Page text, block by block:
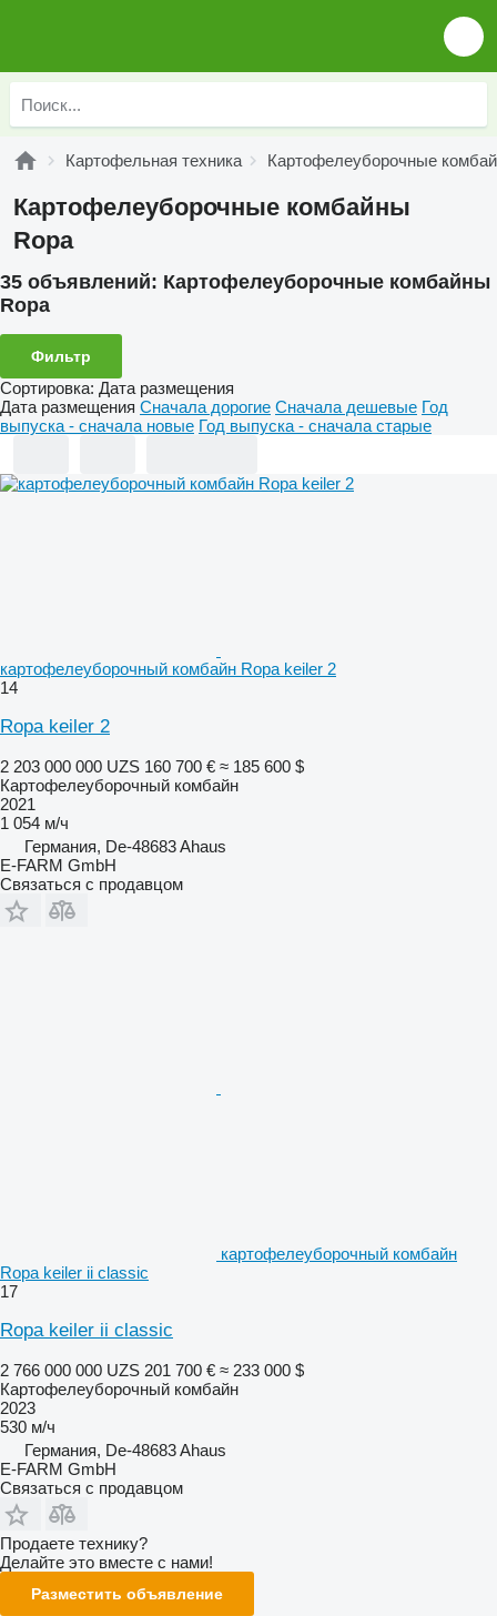
Картофельная техника Картофелеуборочные
Картофелеуборочные комбайны
Ropa
35 объявлений: Картофелеуборочные комбайны
Ropa
Фильтр
Сортировка: Дата размещения
Дата размещения Сначала дорогие Сначала дешевые Год
выпуска - сначала новые Год выпуска - сначала старые
картофелеуборочный комбайн Ropa keiler 2
14
Ropa keiler 2
2 203 000 000 UZS 160 700 € ≈ 185 600 $
Картофелеуборочный комбайн
2021
1 054 м/ч
Германия, De-48683 Ahaus
E-FARM GmbH
Связаться с продавцом
картофелеуборочный комбайн
Ropa keiler ii classic
17
Ropa keiler ii classic
2 766 000 000 UZS 201 700 € ≈ 233 000 $
Картофелеуборочный комбайн
2023
530 м/ч
Германия, De-48683 Ahaus
E-FARM GmbH
Связаться с продавцом
Продаете технику?
Делайте это вместе с нами!
Разместить объявление